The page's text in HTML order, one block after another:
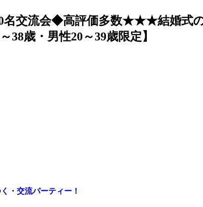
名交流会◆高評価多数★★★結婚式
歳・男性20～39歳限定】
・交流パーティー！